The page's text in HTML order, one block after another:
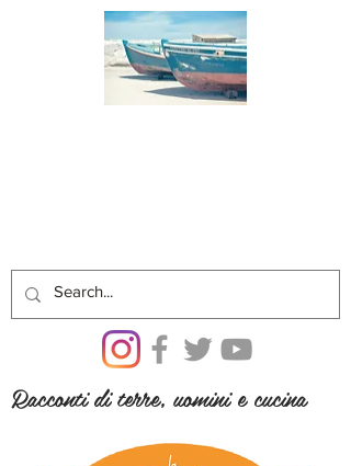
Racconti di terre, uomini e cucina